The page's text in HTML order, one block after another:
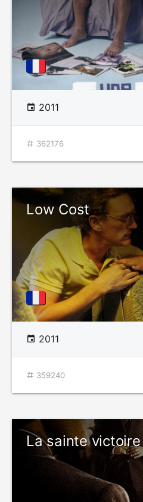
2011
362176
Low Cost
2011
359240
La sainte victoire